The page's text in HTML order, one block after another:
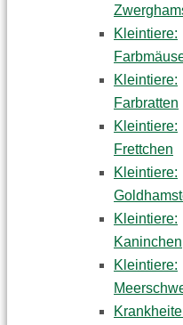
Kleintiere:
Kleintiere:
Farbratten
Kleintiere:
Frettchen
Kleintiere:
Kleintiere:
Kaninchen
Kleintiere: